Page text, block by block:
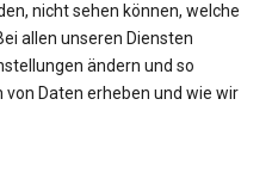
nicht sehen können, welche
allen unseren Diensten
ändern und so
Daten erheben und wie wir